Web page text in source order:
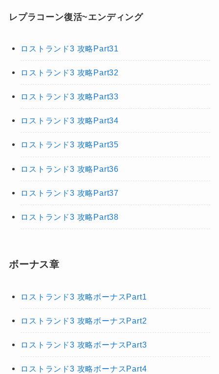
レプラコーン復活~エンディング
ロストランド3 攻略Part31
ロストランド3 攻略Part32
ロストランド3 攻略Part33
ロストランド3 攻略Part34
ロストランド3 攻略Part35
ロストランド3 攻略Part36
ロストランド3 攻略Part37
ロストランド3 攻略Part38
ボーナス章
ロストランド3 攻略ボーナスPart1
ロストランド3 攻略ボーナスPart2
ロストランド3 攻略ボーナスPart3
ロストランド3 攻略ボーナスPart4